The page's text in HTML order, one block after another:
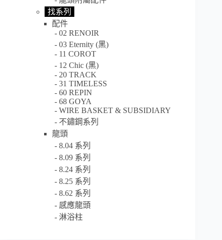
找系列
配件
02 RENOIR
03 Eternity (黑)
11 COROT
12 Chic (黑)
20 TRACK
31 TIMELESS
60 REPIN
68 GOYA
WIRE BASKET & SUBSIDIARY
不鏽鋼系列
龍頭
8.04 系列
8.09 系列
8.24 系列
8.25 系列
8.62 系列
感應龍頭
淋浴柱